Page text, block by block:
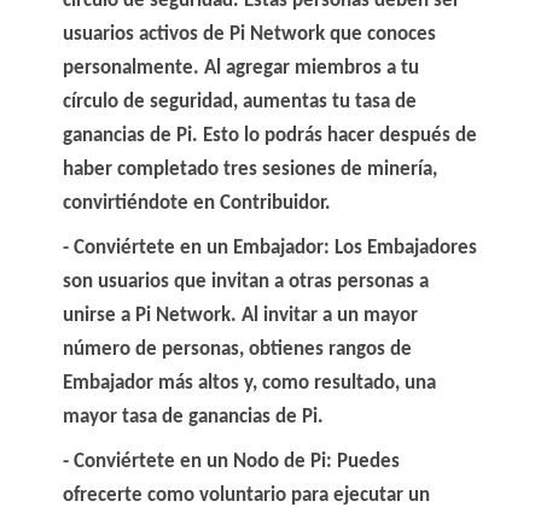
usuarios activos de Pi Network que conoces
personalmente. Al agregar miembros a tu
círculo de seguridad, aumentas tu tasa de
ganancias de Pi. Esto lo podrás hacer después de
haber completado tres sesiones de minería,
convirtiéndote en Contribuidor.
Conviértete en un Embajador: Los Embajadores
son usuarios que invitan a otras personas a
unirse a Pi Network. Al invitar a un mayor
número de personas, obtienes rangos de
Embajador más altos y, como resultado, una
mayor tasa de ganancias de Pi.
Conviértete en un Nodo de Pi: Puedes
ofrecerte como voluntario para ejecutar un